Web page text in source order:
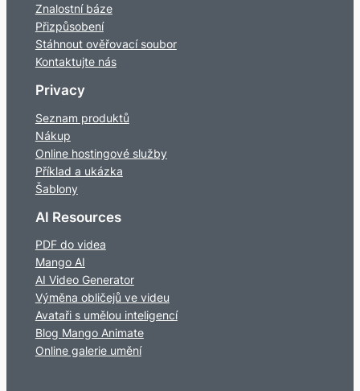
Znalostní báze
Přizpůsobení
Stáhnout ověřovací soubor
Kontaktujte nás
Privacy
Seznam produktů
Nákup
Online hostingové služby
Příklad a ukázka
Šablony
AI Resources
PDF do videa
Mango AI
AI Video Generator
Výměna obličejů ve videu
Avataři s umělou inteligencí
Blog Mango Animate
Online galerie umění